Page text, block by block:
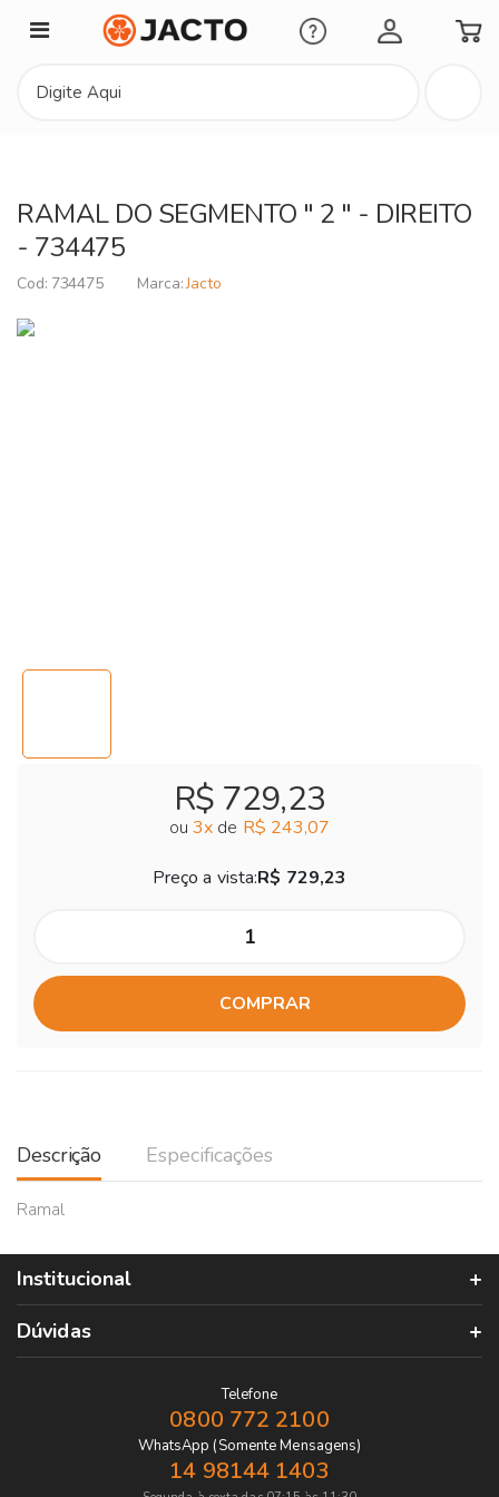
Minha Conta
RAMAL DO SEGMENTO " 2 " - DIREITO
- 734475
734475 Jacto
R$ 729,23
ou 3x de R$ 243,07
Preço a vista:R$ 729,23
COMPRAR
Descrição Especificações
Ramal
Institucional
Dúvidas
Telefone
0800 772 2100
WhatsApp (Somente Mensagens)
14 98144 1403